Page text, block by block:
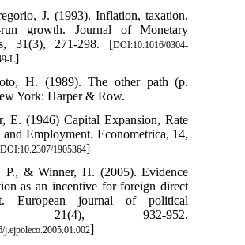
J. (1993). Inflation, taxation,
growth. Journal of Monetary
31(3), 271-298. [DOI:10.1016/0304-
L]
H. (1989). The other path (p.
York: Harper & Row.
E. (1946) Capital Expansion, Rate
Employment. Econometrica, 14,
DOI:10.2307/1905364]
P., & Winner, H. (2005). Evidence
as an incentive for foreign direct
European journal of political
21(4), 932-952.
j.ejpoleco.2005.01.002]